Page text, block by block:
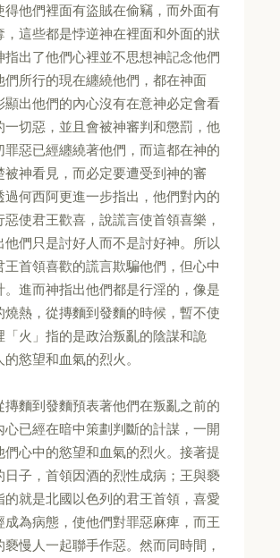
得他們裡面有盜賊在偷竊，而外面有
，這些都是悖逆神在裡面和外面的狀
指出了他們心裡並不思想神記念他們
們所行的現在纏繞他們，都在神面
顯出他們的內心沒有在意神必定會看
一切惡，並且會被神審判和懲罰，他
罪惡已經纏繞著他們，而這都在神的
被神看見，而必定要遭受到神的審
過何西阿更進一步指出，他們對內的
使君王歡喜，說謊言使首領喜樂，
他們只是討好人而不是討好神。所以
王首領喜歡的謊言欺騙他們，但心中
。進而神指出他們都是行淫的，像是
燒熱，從摶麵到發麵的時候，暫不使
「火」指的是政治叛亂的陰謀和詭
慾望和血氣的烈火。
摶麵到發麵預表著他們在叛亂之前的
心已經在暗中策劃判斷的計謀，一開
們心中的慾望和血氣的烈火。接著提
日子，首領因酒的烈性成病；王與褻
的就是北國以色列的君王首領，喜愛
成為病態，使他們對罪惡麻痺，而王
慢人一起聯手作惡。然而同時間，